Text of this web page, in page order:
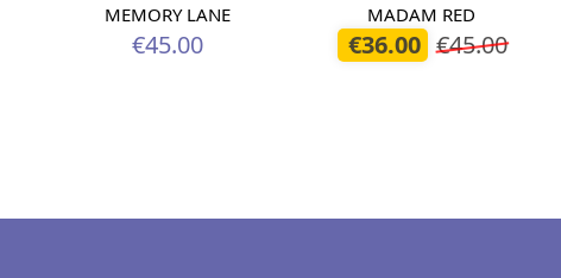
MEMORY LANE
€45.00
MADAM RED
€36.00 €45.00